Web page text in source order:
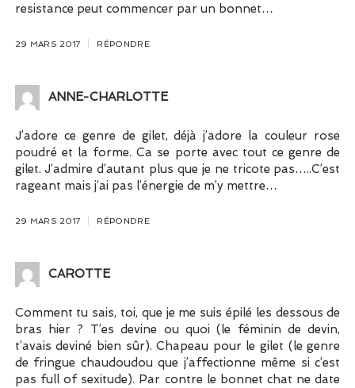
resistance peut commencer par un bonnet…
29 MARS 2017 RÉPONDRE
ANNE-CHARLOTTE
J’adore ce genre de gilet, déjà j’adore la couleur rose
poudré et la forme. Ca se porte avec tout ce genre de
gilet. J’admire d’autant plus que je ne tricote pas…..C’est
rageant mais j’ai pas l’énergie de m’y mettre…
29 MARS 2017 RÉPONDRE
CAROTTE
Comment tu sais, toi, que je me suis épilé les dessous de
bras hier ? T’es devine ou quoi (le féminin de devin,
t’avais deviné bien sûr). Chapeau pour le gilet (le genre
de fringue chaudoudou que j’affectionne même si c’est
pas full of sexitude). Par contre le bonnet chat ne date